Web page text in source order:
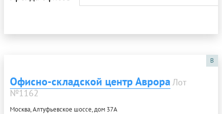
B
Офисно-складской центр Аврора Лот
№1162
Москва, Алтуфьевское шоссе, дом 37А